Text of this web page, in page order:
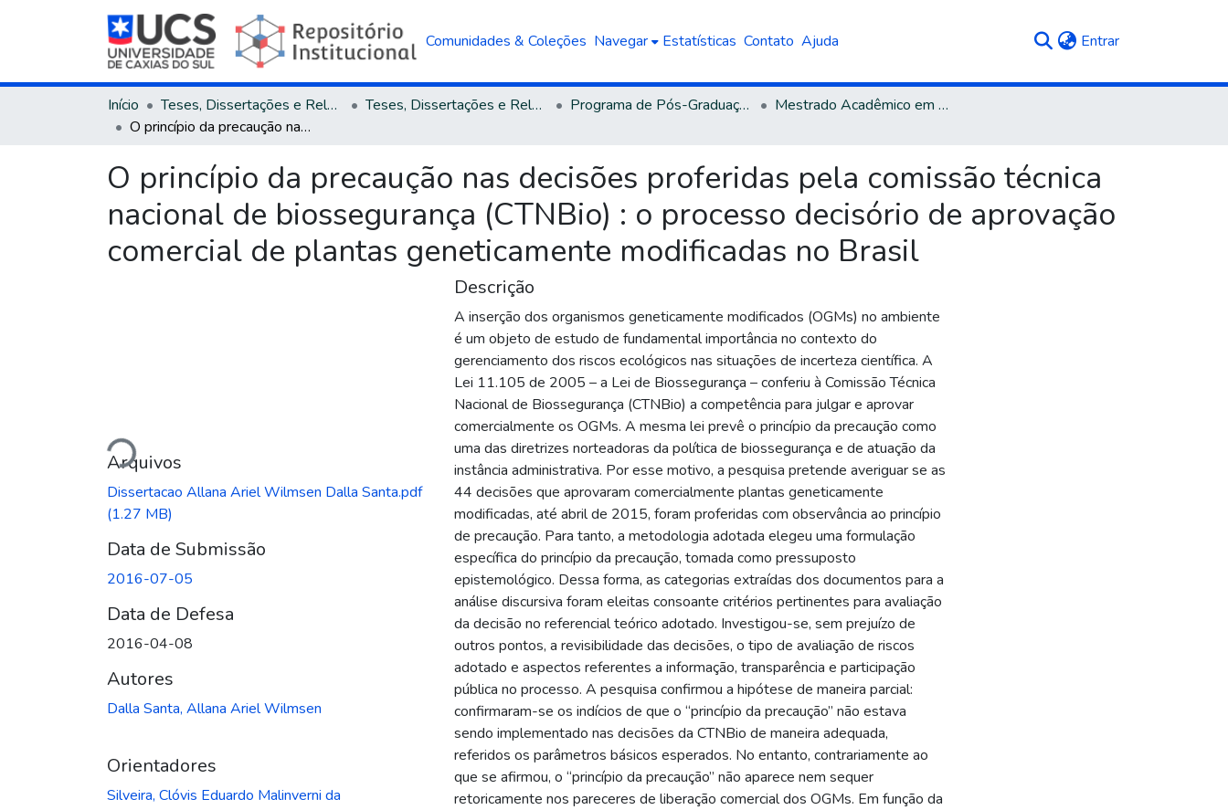
Comunidades & Coleções Navegar Estatísticas Contato Ajuda Entrar(current)
Início Teses, Dissertações e Relatórios Teses, Dissertações e Relatórios defendidos na UCS Programa de Pós-Graduação em Direito
Mestrado Acadêmico em Direito
O princípio da precaução nas decisões proferidas pela comissão técnica nacional de biossegurança (CTNBio) : o processo decisório de aprovação comercial de plantas geneticamente modificadas no Brasil
O princípio da precaução nas decisões proferidas pela comissão técnica
nacional de biossegurança (CTNBio) : o processo decisório de aprovação
comercial de plantas geneticamente modificadas no Brasil
Carregando...
Arquivos
Dissertacao Allana Ariel Wilmsen Dalla Santa.pdf
(1.27 MB)
Data de Submissão
2016-07-05
Data de Defesa
2016-04-08
Autores
Dalla Santa, Allana Ariel Wilmsen
Orientadores
Silveira, Clóvis Eduardo Malinverni da
Descrição
A inserção dos organismos geneticamente modificados (OGMs) no ambiente
é um objeto de estudo de fundamental importância no contexto do
gerenciamento dos riscos ecológicos nas situações de incerteza científica. A
Lei 11.105 de 2005 – a Lei de Biossegurança – conferiu à Comissão Técnica
Nacional de Biossegurança (CTNBio) a competência para julgar e aprovar
comercialmente os OGMs. A mesma lei prevê o princípio da precaução como
uma das diretrizes norteadoras da política de biossegurança e de atuação da
instância administrativa. Por esse motivo, a pesquisa pretende averiguar se as
44 decisões que aprovaram comercialmente plantas geneticamente
modificadas, até abril de 2015, foram proferidas com observância ao princípio
de precaução. Para tanto, a metodologia adotada elegeu uma formulação
específica do princípio da precaução, tomada como pressuposto
epistemológico. Dessa forma, as categorias extraídas dos documentos para a
análise discursiva foram eleitas consoante critérios pertinentes para avaliação
da decisão no referencial teórico adotado. Investigou-se, sem prejuízo de
outros pontos, a revisibilidade das decisões, o tipo de avaliação de riscos
adotado e aspectos referentes a informação, transparência e participação
pública no processo. A pesquisa confirmou a hipótese de maneira parcial:
confirmaram-se os indícios de que o “princípio da precaução” não estava
sendo implementado nas decisões da CTNBio de maneira adequada,
referidos os parâmetros básicos esperados. No entanto, contrariamente ao
que se afirmou, o “princípio da precaução” não aparece nem sequer
retoricamente nos pareceres de liberação comercial dos OGMs. Em função da